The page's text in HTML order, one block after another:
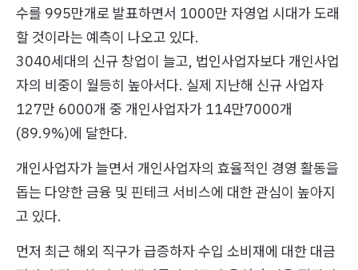
수를 995만개로 발표하면서 1000만 자영업 시대가 도래
할 것이라는 예측이 나오고 있다.
3040세대의 신규 창업이 늘고, 법인사업자보다 개인사업
자의 비중이 월등히 높아서다. 실제 지난해 신규 사업자
127만 6000개 중 개인사업자가 114만7000개
(89.9%)에 달한다.
개인사업자가 늘면서 개인사업자의 효율적인 경영 활동을
돕는 다양한 금융 및 핀테크 서비스에 대한 관심이 높아지
고 있다.
먼저 최근 해외 직구가 급증하자 수입 소비재에 대한 대금